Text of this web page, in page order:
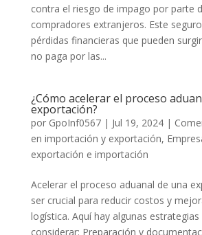
contra el riesgo de impago por parte
compradores extranjeros. Este
pérdidas financieras que pueden
no paga por las...
¿Cómo acelerar el proceso
exportación?
por GpoInf0567| Jul 19, 2024|
en importación y exportación,
exportación e importación
Acelerar el proceso aduanal de una
ser crucial para reducir costos y
logística. Aquí hay algunas estrategias
considerar: Preparación y